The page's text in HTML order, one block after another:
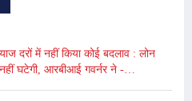
दरों में नहीं किया कोई बदलाव : लोन
घटेगी, आरबीआई गवर्नर ने -